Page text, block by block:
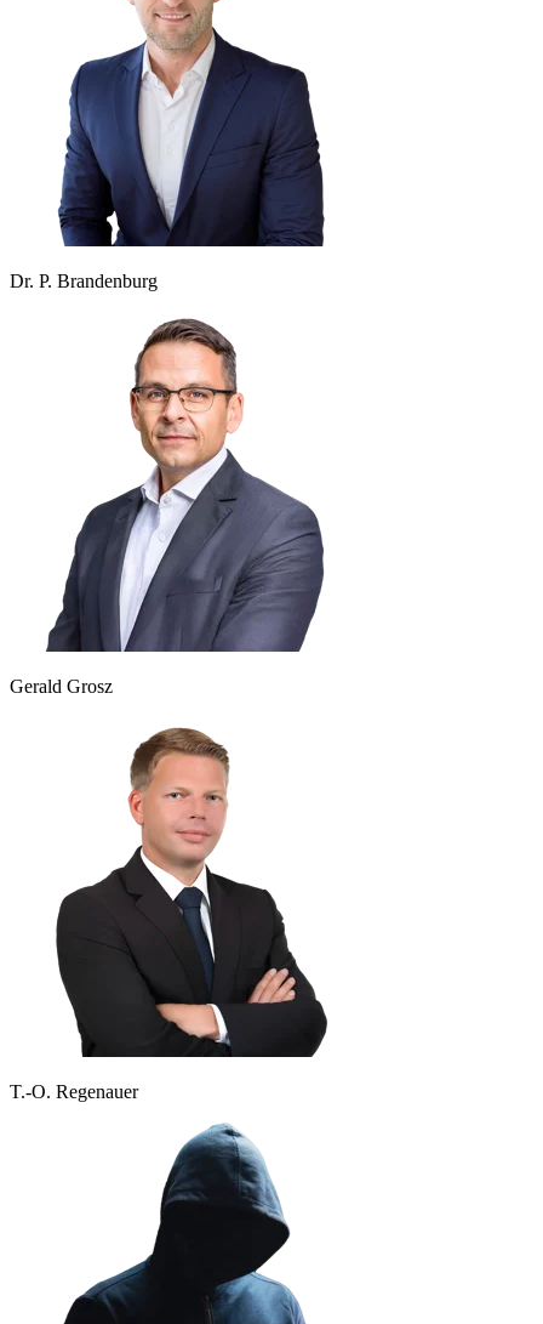
Dr. P. Brandenburg
Gerald Grosz
T.-O. Regenauer